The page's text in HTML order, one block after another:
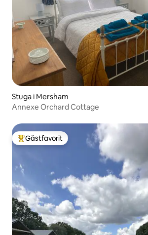
Stuga i Mersham
Annexe Orchard Cottage
Populär gästfavorit
Gästfavorit